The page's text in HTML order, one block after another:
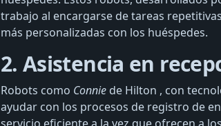
trabajo al encargarse de tareas
más personalizadas con los huéspedes.
2. Asistencia en
Robots como Conniede Hilton , con
ayudar con los procesos de registro de